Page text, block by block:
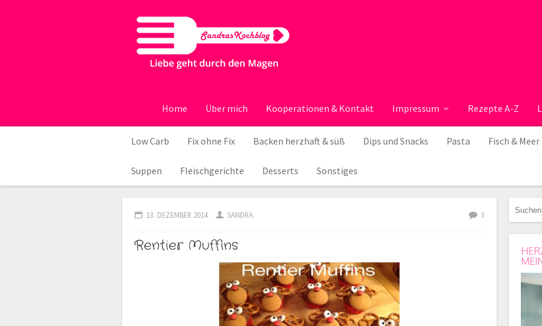
Home Über mich Kooperationen & Kontakt Impressum Rezepte A-Z
Low Carb Fix ohne Fix Backen herzhaft & süß Dips und Snacks Pasta Fisch & Meer
Suppen Fleischgerichte Desserts Sonstiges
13. DEZEMBER 2014 SANDRA 3
Rentier Muffins